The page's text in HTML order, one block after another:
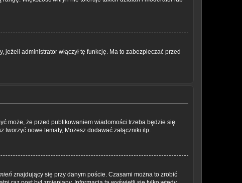
administrator włączył tę funkcję. Ma to zabezpieczać przed
może, że przed publikowaniem wiadomości trzeba będzie się
nowe tematy, Możesz dodawać załączniki itp.
znajdujący się przy danym poście. Czasami można to zrobić